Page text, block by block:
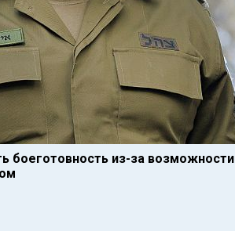
боеготовность из-за возможности